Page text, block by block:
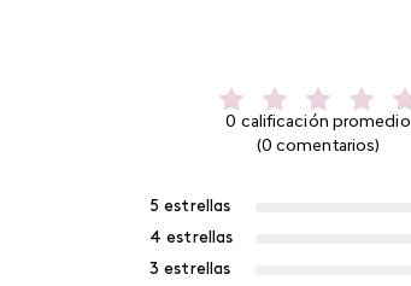
0 calificación promedio
(0 comentarios)
5 estrellas
4 estrellas
3 estrellas